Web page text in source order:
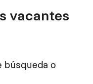
vacantes
búsqueda o